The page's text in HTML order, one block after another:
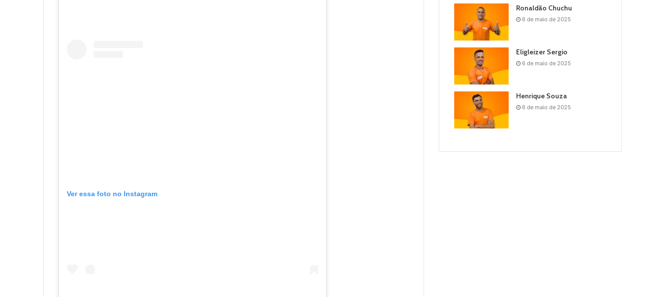
Ver essa foto no Instagram
Ronaldão Chuchu
6 de maio de 2025
Eligleizer Sergio
6 de maio de 2025
Henrique Souza
6 de maio de 2025